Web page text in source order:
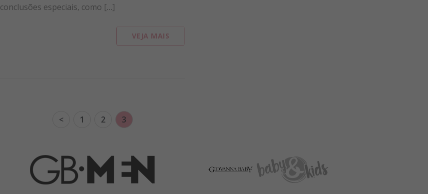
conclusões especiais, como […]
VEJA MAIS
< 1 2 3